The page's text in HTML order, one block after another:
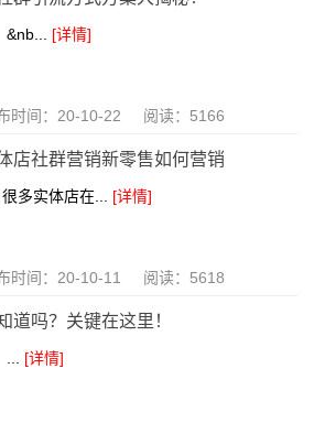
[详情]
时间：20-10-22 阅读：5166
店社群营销新零售如何营销
多实体店在... [详情]
时间：20-10-11 阅读：5618
道吗？关键在这里！
[详情]